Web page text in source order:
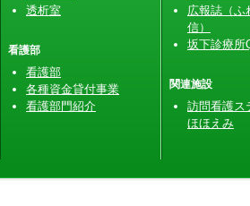
透析室
看護部
看護部
各種資金貸付事業
看護部門紹介
広報誌（ふ
信）
坂下診療所
関連施設
訪問看護ス
ほほえみ